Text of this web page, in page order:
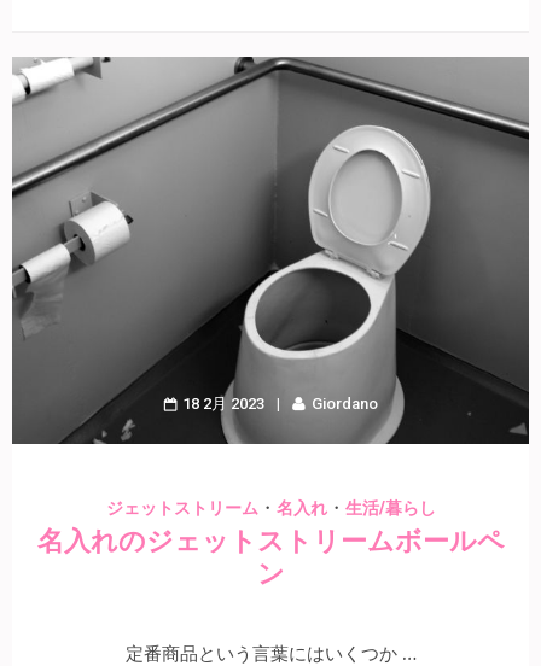
18 2月 2023 Giordano
ジェットストリーム・ 名入れ・ 生活/暮らし
名入れのジェットストリームボールペ
ン
定番商品という言葉にはいくつか …